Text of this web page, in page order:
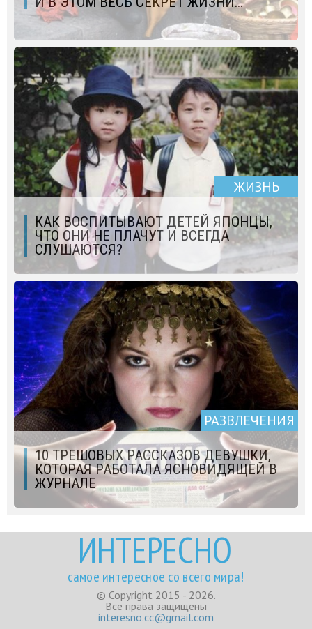
ЖИЗНЬ
КАК ВОСПИТЫВАЮТ ДЕТЕЙ ЯПОНЦЫ,
ЧТО ОНИ НЕ ПЛАЧУТ И ВСЕГДА
СЛУШАЮТСЯ?
РАЗВЛЕЧЕНИЯ
10 ТРЕШОВЫХ РАССКАЗОВ ДЕВУШКИ,
КОТОРАЯ РАБОТАЛА ЯСНОВИДЯЩЕЙ В
ЖУРНАЛЕ
ИНТЕРЕСНО
самое интересное со всего мира!
© Copyright 2015 - 2026.
Все права защищены
interesno.cc@gmail.com